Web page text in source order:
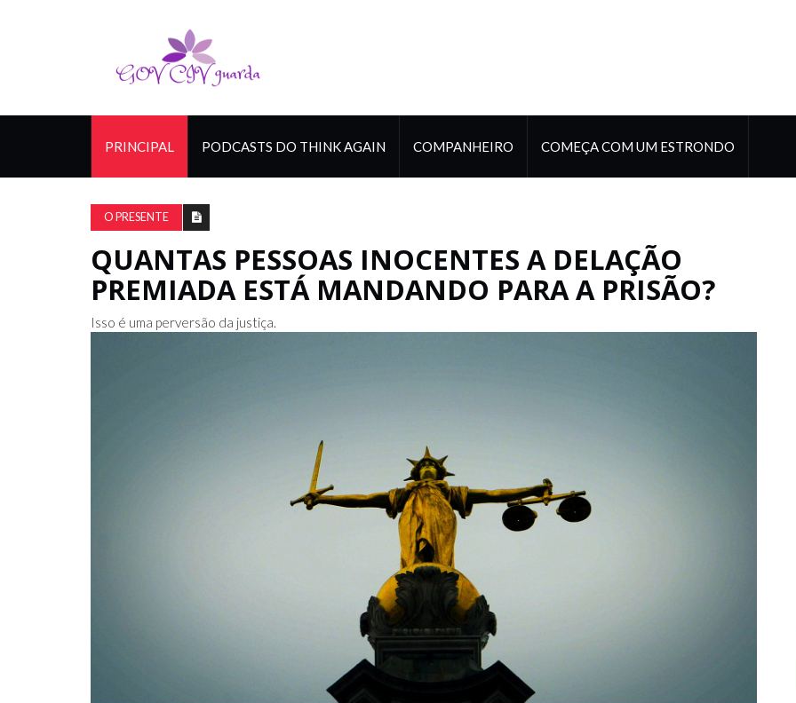
PRINCIPAL PODCASTS DO THINK AGAIN COMPANHEIRO COMEÇA COM UM ESTRONDO
O PRESENTE
QUANTAS PESSOAS INOCENTES A DELAÇÃO
PREMIADA ESTÁ MANDANDO PARA A PRISÃO?
Isso é uma perversão da justiça.